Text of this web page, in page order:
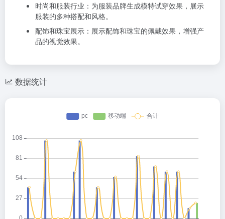
时尚和服装行业：为服装品牌生成模特试穿效果，展示
服装的多种搭配和风格。
配饰和珠宝展示：展示配饰和珠宝的佩戴效果，增强产
品的视觉效果。
数据统计